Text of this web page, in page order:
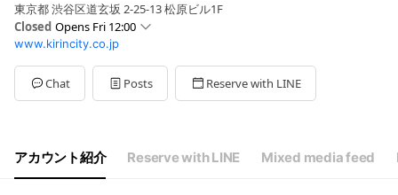
東京都 渋谷区道玄坂 2-25-13 松原ビル1F
Closed Opens Fri 12:00
Sun12:00 - 22:00
Mon12:00 - 23:00
Tue12:00 - 23:00
Wed12:00 - 23:00
12:00 - 23:00
祝日 12:00 - 22:00
www.kirincity.co.jp
Chat Posts Reserve with LINE
アカウント紹介 Reserve with LINE Mixed media feed